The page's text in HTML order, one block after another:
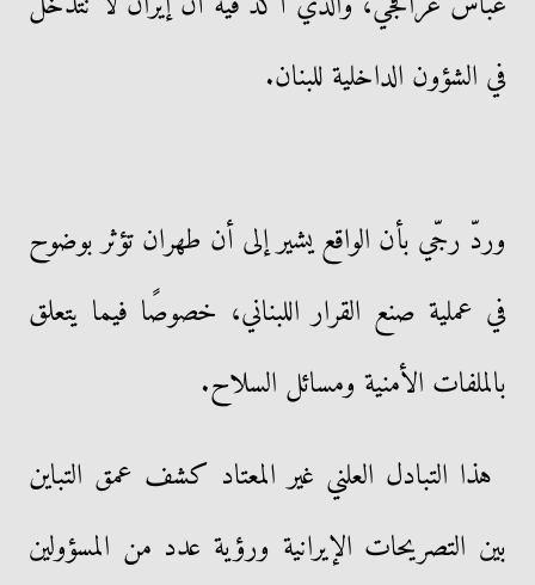
في الشؤون الداخلية للبنان.
وردّ رجّي بأن الواقع يشير إلى أن طهران تؤثر بوضوح
في عملية صنع القرار اللبناني، خصوصًا فيما يتعلق
بالملفات الأمنية ومسائل السلاح.
هذا التبادل العلني غير المعتاد كشف عمق التباين
بين التصريحات الإيرانية ورؤية عدد من المسؤولين